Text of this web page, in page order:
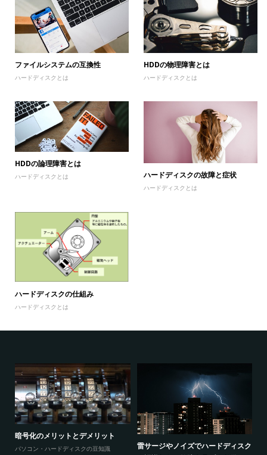
ファイルシステムの互換性
ハードディスクとは
HDDの物理障害とは
ハードディスクとは
HDDの論理障害とは
ハードディスクとは ハードディスクの故障と症状
ハードディスクとは
ハードディスクの仕組み
ハードディスクとは
暗号化のメリットとデメリット
パソコン・ハードディスクの豆知識
雷サージやノイズでハードディスク